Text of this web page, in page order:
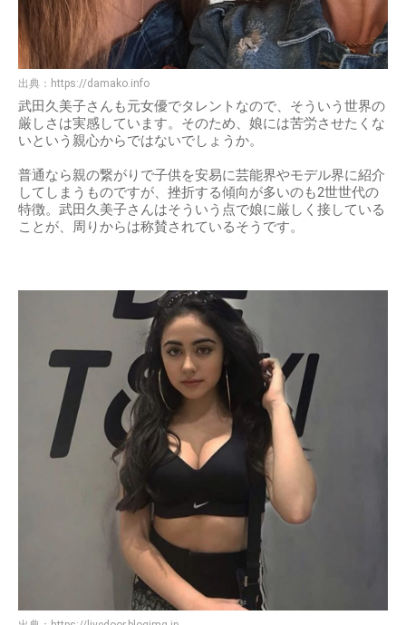
出典： https://damako.info
武田久美子さんも元女優でタレントなので、そういう世界の
厳しさは実感しています。そのため、娘には苦労させたくな
いという親心からではないでしょうか。
普通なら親の繋がりで子供を安易に芸能界やモデル界に紹介
してしまうものですが、挫折する傾向が多いのも2世世代の
特徴。武田久美子さんはそういう点で娘に厳しく接している
ことが、周りからは称賛されているそうです。